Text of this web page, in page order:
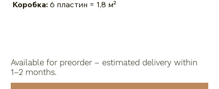
Коробка: 6 пластин = 1,8 м²
Available for preorder – estimated delivery within
1–2 months.